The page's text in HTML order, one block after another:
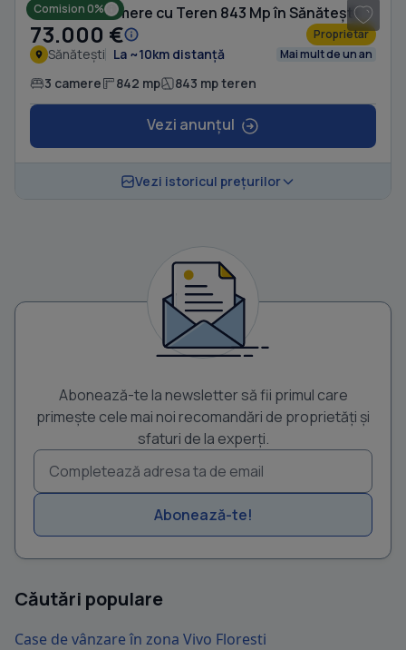
Comision 0%
Casă cu 3 camere cu Teren 843 Mp în Sănătești
73.000 € Proprietar
Sănătești La ~10km distanță Mai mult de un an
3 camere 842 mp 843 mp teren
Vezi anunțul
Vezi istoricul prețurilor
Abonează-te la newsletter să fii primul care
primește cele mai noi recomandări de proprietăți și
sfaturi de la experți.
Abonează-te!
Căutări populare
Case de vânzare în zona Vivo Floresti